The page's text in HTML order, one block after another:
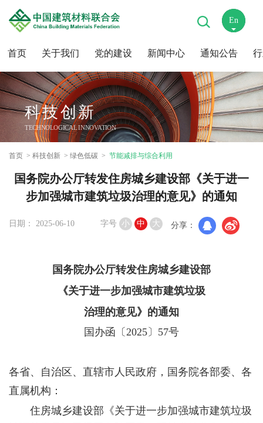
首页 关于我们 党的建设 新闻中心 通知公告
En
中
科技创新
TECHNOLOGICAL INNOVATION
首页 科技创新 绿色低碳 节能减排与综合利用
国务院办公厅转发住房城乡建设部《关于进一
步加强城市建筑垃圾治理的意见》的通知
日期： 2025-06-10 字号 小 中 大 分享：
国务院办公厅转发住房城乡建设部
《关于进一步加强城市建筑垃圾
治理的意见》的通知
国办函〔2025〕57号
各省、自治区、直辖市人民政府，国务院各部委、各
直属机构：
住房城乡建设部《关于进一步加强城市建筑垃圾